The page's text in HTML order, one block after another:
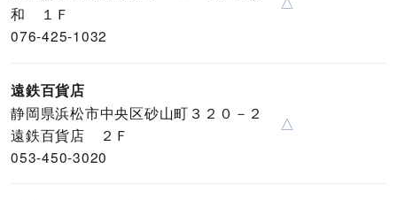
和 １Ｆ
076-425-1032
遠鉄百貨店
静岡県浜松市中央区砂山町３２０－２
遠鉄百貨店 ２Ｆ
053-450-3020
△